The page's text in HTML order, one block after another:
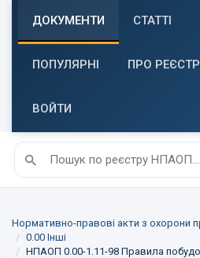
ДОКУМЕНТИ СТАТТІ
ПОПУЛЯРНІ ПРО РЕЄСТР
ВОЙТИ
Нормативно-правові акти з охорони
0.00 Інші
НПАОП 0.00-1.11-98 Правила